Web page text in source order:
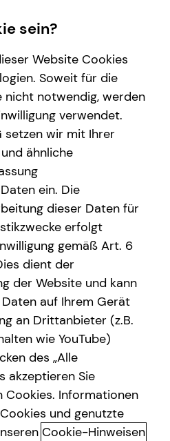
25
sein?
Website Cookies
Soweit für die
nicht notwendig, werden
verwendet.
setzen wir mit Ihrer
ähnliche
ein. Die
dieser Daten für
erfolgt
gemäß Art. 6
dient der
der Website und kann
auf Ihrem Gerät
an Drittanbieter (z.B.
wie YouTube)
des „Alle
akzeptieren Sie
Informationen
und genutzte
Cookie-Hinweisen